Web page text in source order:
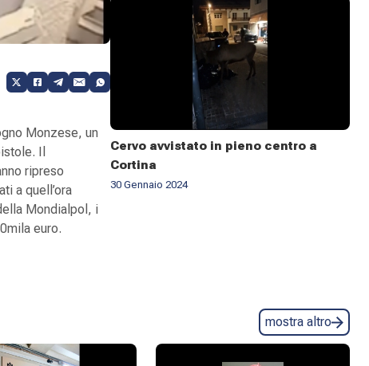
Monzese, un
Il
ripreso
a quell’ora
Mondialpol, i
euro.
Cervo avvistato in pieno centro a
Cortina
30 Gennaio 2024
mostra altro